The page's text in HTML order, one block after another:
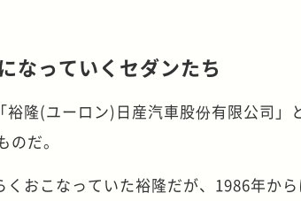
なっていくセダンたち
隆(ユーロン)日産汽車股份有限公司」
だ。
おこなっていた裕隆だが、1986年か